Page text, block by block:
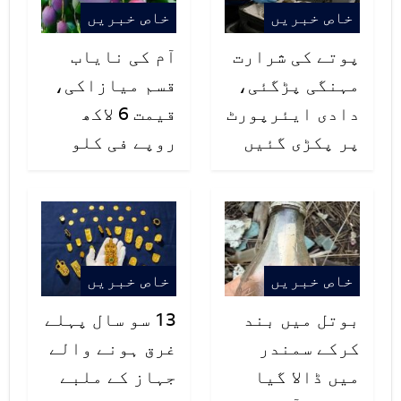
اینڈریا نے سب سے پہلے 2018 میں
اپنے ہونٹ بڑے کرنے کیلئے انجکشن
لگوایا تھا جب سے اب تک وہ 135 یورو
خرچ کرچکی ہیں۔دوسری جانب اینڈریا
کا کہنا ہے کہ ” اسے اپنے ہونٹ کی یہ
نئی تبدیلی بے حد اچھی لگ رہی ہے”۔
خاص خبریں
پوتے کی شرارت
مہنگی پڑگئی،
دادی ایئرپورٹ
پر پکڑی گئیں
خاص خبریں
آم کی نایاب
قسم میازاکی،
قیمت 6 لاکھ
روپے فی کلو
خاص خبریں
بوتل میں بند
کرکے سمندر
میں ڈالا گیا
خاص خبریں
13 سو سال پہلے
غرق ہونے والے
جہاز کے ملبے